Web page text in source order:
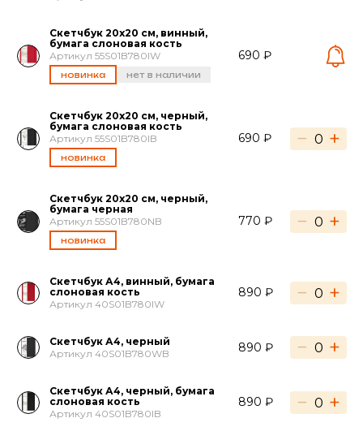
Скетчбук 20х20 см, винный,
бумага слоновая кость
Артикул 55S01B780IW
новинка нет в наличии
690 ₽
Скетчбук 20х20 см, черный,
бумага слоновая кость
Артикул 55S01B780IB
новинка
690 ₽ − +
Скетчбук 20х20 см, черный,
бумага черная
Артикул 55S01B780NB
новинка
770 ₽ − +
Скетчбук А4, винный, бумага
слоновая кость
Артикул 40S01B780IW
890 ₽ − +
Скетчбук А4, черный
Артикул 40S01B780WB
890 ₽ − +
Скетчбук А4, черный, бумага
слоновая кость
Артикул 40S01B780IB
890 ₽ − +